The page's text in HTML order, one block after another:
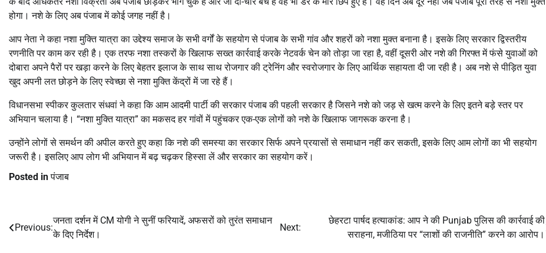
होगा। नशे के लिए अब पंजाब में कोई जगह नहीं है।
आप नेता ने कहा नशा मुक्ति यात्रा का उद्देश्य समाज के सभी वर्गों के सहयोग से पंजाब के सभी गांव और शहरों को नशा मुक्त बनाना है। इसके लिए सरकार द्विस्तरीय
रणनीति पर काम कर रही है। एक तरफ नशा तस्करों के खिलाफ सख्त कार्रवाई करके नेटवर्क चेन को तोड़ा जा रहा है, वहीं दूसरी ओर नशे की गिरफ्त में फंसे युवाओं को
दोबारा अपने पैरों पर खड़ा करने के लिए बेहतर इलाज के साथ साथ रोजगार की ट्रेनिंग और स्वरोजगार के लिए आर्थिक सहायता दी जा रही है। अब नशे से पीड़ित युवा
खुद अपनी लत छोड़ने के लिए स्वेच्छा से नशा मुक्ति केंद्रों में जा रहे हैं।
विधानसभा स्पीकर कुलतार संधवां ने कहा कि आम आदमी पार्टी की सरकार पंजाब की पहली सरकार है जिसने नशे को जड़ से खत्म करने के लिए इतने बड़े स्तर पर
अभियान चलाया है। “नशा मुक्ति यात्रा” का मकसद हर गांवों में पहुंचकर एक-एक लोगों को नशे के खिलाफ जागरूक करना है।
उन्होंने लोगों से समर्थन की अपील करते हुए कहा कि नशे की समस्या का सरकार सिर्फ अपने प्रयासों से समाधान नहीं कर सकती, इसके लिए आम लोगों का भी सहयोग
जरूरी है। इसलिए आप लोग भी अभियान में बढ़ चढ़कर हिस्सा लें और सरकार का सहयोग करें।
Posted inपंजाब
Post
navigation
Previous:
जनता दर्शन में CM योगी ने सुनीं फरियादें, अफसरों को तुरंत समाधान
के दिए निर्देश।
Next:
छेहरटा पार्षद हत्याकांड: आप ने की Punjab पुलिस की कार्रवाई की
सराहना, मजीठिया पर “लाशों की राजनीति” करने का आरोप।